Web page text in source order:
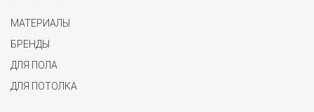
МАТЕРИАЛЫ
БРЕНДЫ
ДЛЯ ПОЛА
ДЛЯ ПОТОЛКА